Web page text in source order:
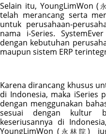
Selain itu, YoungLimWon (
telah merancang serta
untuk perusahaan-
nama i-Series.
dengan kebutuhan
maupun sistem ERP
Karena dirancang khusus
di Indonesia, maka iSeries
dengan menggunakan
sesuai dengan kultur
keseriusannya di
YoungLimWon ( 永林院 )